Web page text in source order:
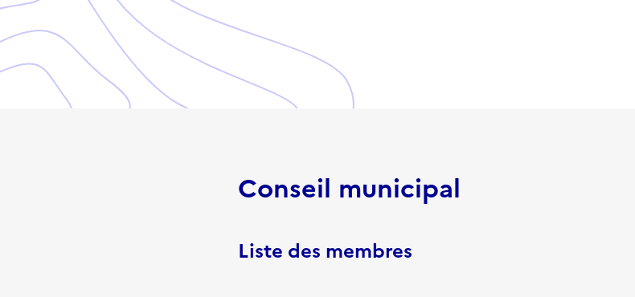
Conseil municipal
Liste des membres